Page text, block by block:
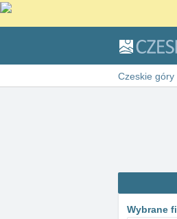
Czeskie góry
Wybrane